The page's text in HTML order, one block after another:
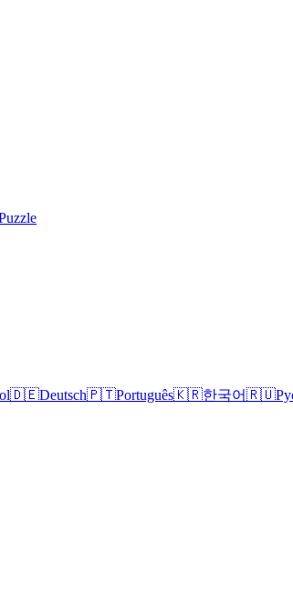
🇩🇪Deutsch🇵🇹Português🇰🇷한국어🇷🇺